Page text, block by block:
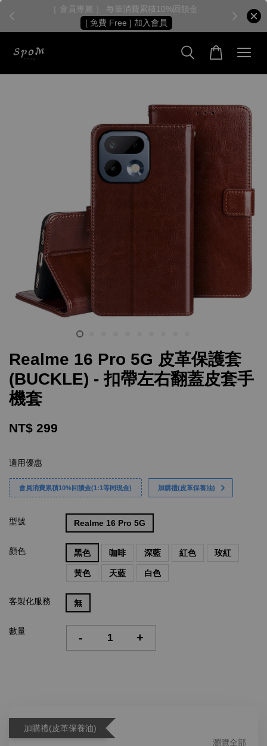
［ 會員專屬 ］ 每筆消費累積10%回饋金
[ 免費 Free ] 加入會員
Realme 16 Pro 5G 皮革保護套
(BUCKLE) - 扣帶左右翻蓋皮套手
機套
NT$ 299
適用優惠
會員消費累積10%回饋金(1:1等同現金) 加購禮(皮革保養油)
型號 Realme 16 Pro 5G
顏色 黑色 咖啡 深藍 紅色 玫紅
黃色 天藍 白色
客製化服務 無
數量 - +
加購禮(皮革保養油)
瀏覽全部